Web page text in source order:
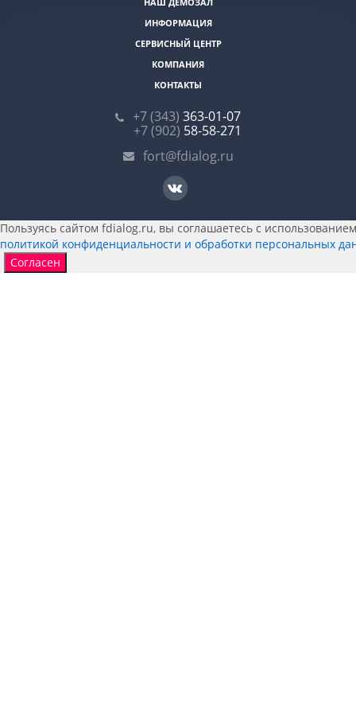
ИНФОРМАЦИЯ
СЕРВИСНЫЙ ЦЕНТР
КОМПАНИЯ
КОНТАКТЫ
+7 (343) 363-01-07
+7 (902) 58-58-271
fort@fdialog.ru
Пользуясь сайтом fdialog.ru, вы соглашаетесь с
политикой конфиденциальности и обработки персональных
Согласен